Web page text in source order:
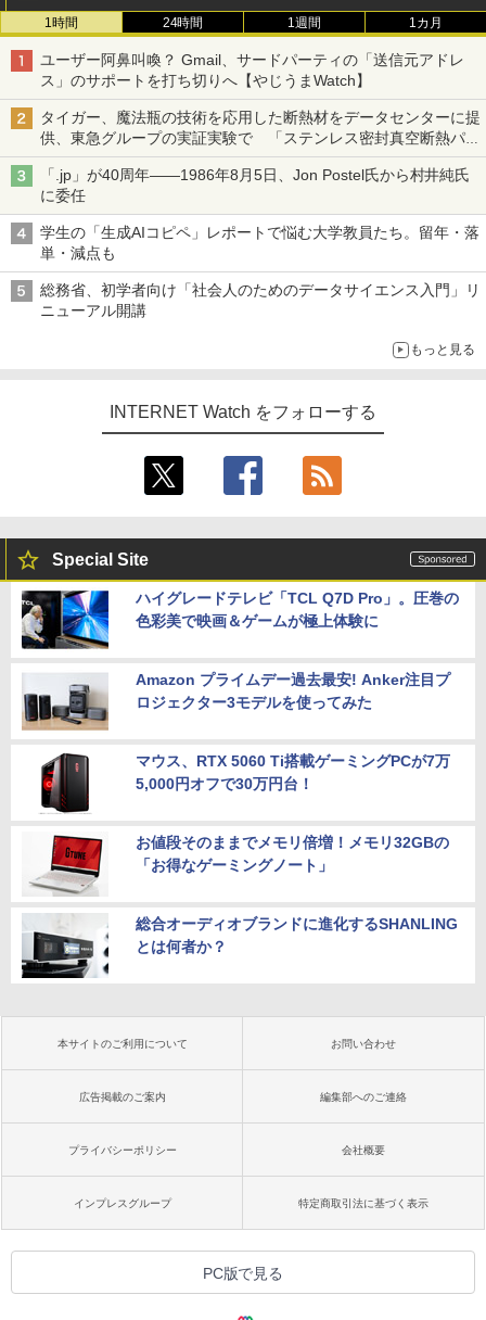
1時間 24時間 1週間 1カ月
ユーザー阿鼻叫喚？ Gmail、サードパーティの「送信元アドレ
ス」のサポートを打ち切りへ【やじうまWatch】
タイガー、魔法瓶の技術を応用した断熱材をデータセンターに提
供、東急グループの実証実験で 「ステンレス密封真空断熱パネ
ル TIVIP」
「.jp」が40周年――1986年8月5日、Jon Postel氏から村井純氏
に委任
学生の「生成AIコピペ」レポートで悩む大学教員たち。留年・落
単・減点も
総務省、初学者向け「社会人のためのデータサイエンス入門」リ
ニューアル開講
もっと見る
INTERNET Watch をフォローする
Special Site
ハイグレードテレビ「TCL Q7D Pro」。圧巻の
色彩美で映画＆ゲームが極上体験に
Amazon プライムデー過去最安! Anker注目プ
ロジェクター3モデルを使ってみた
マウス、RTX 5060 Ti搭載ゲーミングPCが7万
5,000円オフで30万円台！
お値段そのままでメモリ倍増！メモリ32GBの
「お得なゲーミングノート」
総合オーディオブランドに進化するSHANLING
とは何者か？
本サイトのご利用について お問い合わせ
広告掲載のご案内 編集部へのご連絡
プライバシーポリシー 会社概要
インプレスグループ 特定商取引法に基づく表示
PC版で見る